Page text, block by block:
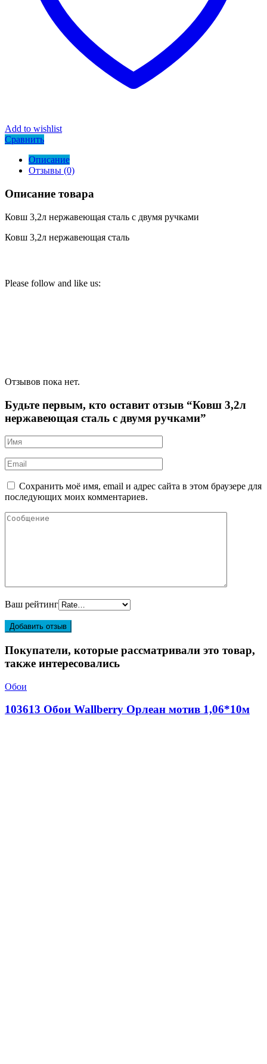
Add to wishlist
Сравнить
Описание
Отзывы (0)
Описание товара
Ковш 3,2л нержавеющая сталь с двумя ручками
Ковш 3,2л нержавеющая сталь
Please follow and like us:
Отзывов пока нет.
Будьте первым, кто оставит отзыв “Ковш 3,2л
нержавеющая сталь с двумя ручками”
Сохранить моё имя, email и адрес сайта в этом браузере для
последующих моих комментариев.
Ваш рейтинг
Покупатели, которые рассматривали это товар,
также интересовались
Обои
103613 Обои Wallberry Орлеан мотив 1,06*10м